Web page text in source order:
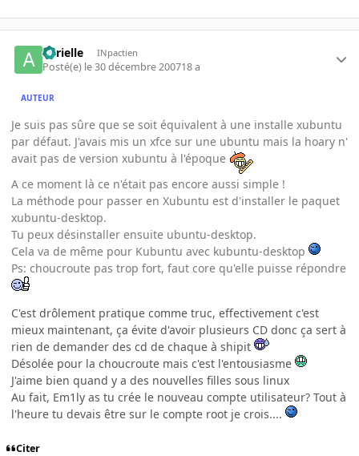
aurielle INpactien
Posté(e) le 30 décembre 200718 a
AUTEUR
Je suis pas sûre que se soit équivalent à une installe xubuntu
par défaut. J'avais mis un xfce sur une ubuntu mais la hoary n'
avait pas de version xubuntu à l'époque
A ce moment là ce n'était pas encore aussi simple !
La méthode pour passer en Xubuntu est d'installer le paquet
xubuntu-desktop.
Tu peux désinstaller ensuite ubuntu-desktop.
Cela va de même pour Kubuntu avec kubuntu-desktop
Ps: choucroute pas trop fort, faut core qu'elle puisse répondre
C'est drôlement pratique comme truc, effectivement c'est
mieux maintenant, ça évite d'avoir plusieurs CD donc ça sert à
rien de demander des cd de chaque à shipit
Désolée pour la choucroute mais c'est l'entousiasme
J'aime bien quand y a des nouvelles filles sous linux
Au fait, Em1ly as tu crée le nouveau compte utilisateur? Tout à
l'heure tu devais être sur le compte root je crois....
Citer